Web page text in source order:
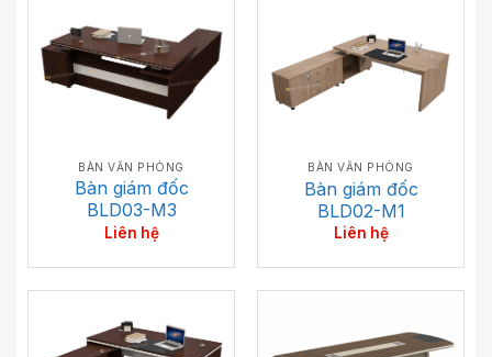
BÀN VĂN PHÒNG
Bàn giám đốc
BLD03-M3
Liên hệ
BÀN VĂN PHÒNG
Bàn giám đốc
BLD02-M1
Liên hệ